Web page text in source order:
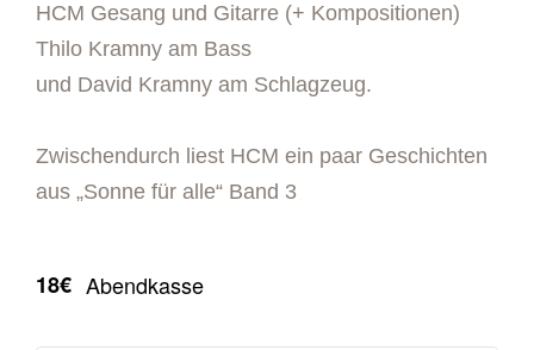
HCM Gesang und Gitarre (+ Kompositionen)
Thilo Kramny am Bass
und David Kramny am Schlagzeug.
Zwischendurch liest HCM ein paar Geschichten
aus „Sonne für alle“ Band 3
18€ Abendkasse